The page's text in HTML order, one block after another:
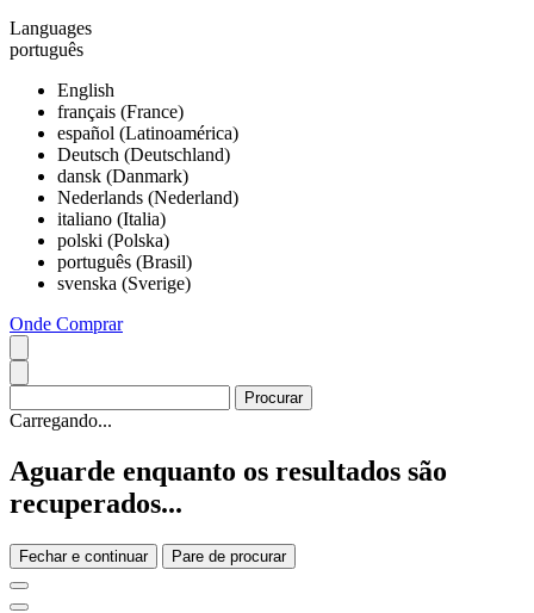
Languages
português
English
français (France)
español (Latinoamérica)
Deutsch (Deutschland)
dansk (Danmark)
Nederlands (Nederland)
italiano (Italia)
polski (Polska)
português (Brasil)
svenska (Sverige)
Onde Comprar
Carregando...
Aguarde enquanto os resultados são
recuperados...
Fechar e continuar Pare de procurar